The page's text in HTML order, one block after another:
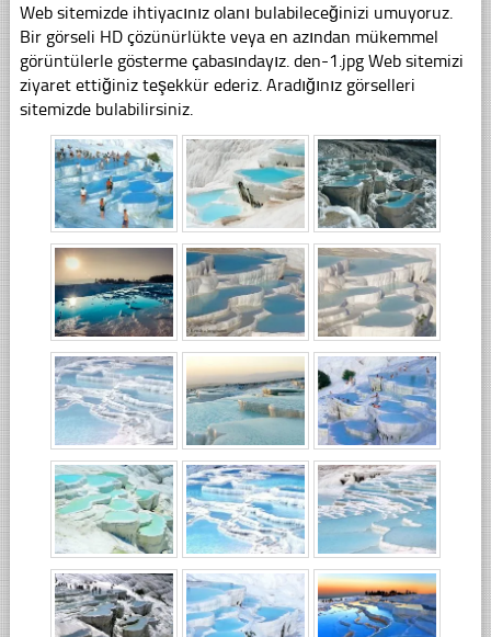
Web sitemizde ihtiyacınız olanı bulabileceğinizi umuyoruz.
Bir görseli HD çözünürlükte veya en azından mükemmel
görüntülerle gösterme çabasındayız. den-1.jpg Web sitemizi
ziyaret ettiğiniz teşekkür ederiz. Aradığınız görselleri
sitemizde bulabilirsiniz.